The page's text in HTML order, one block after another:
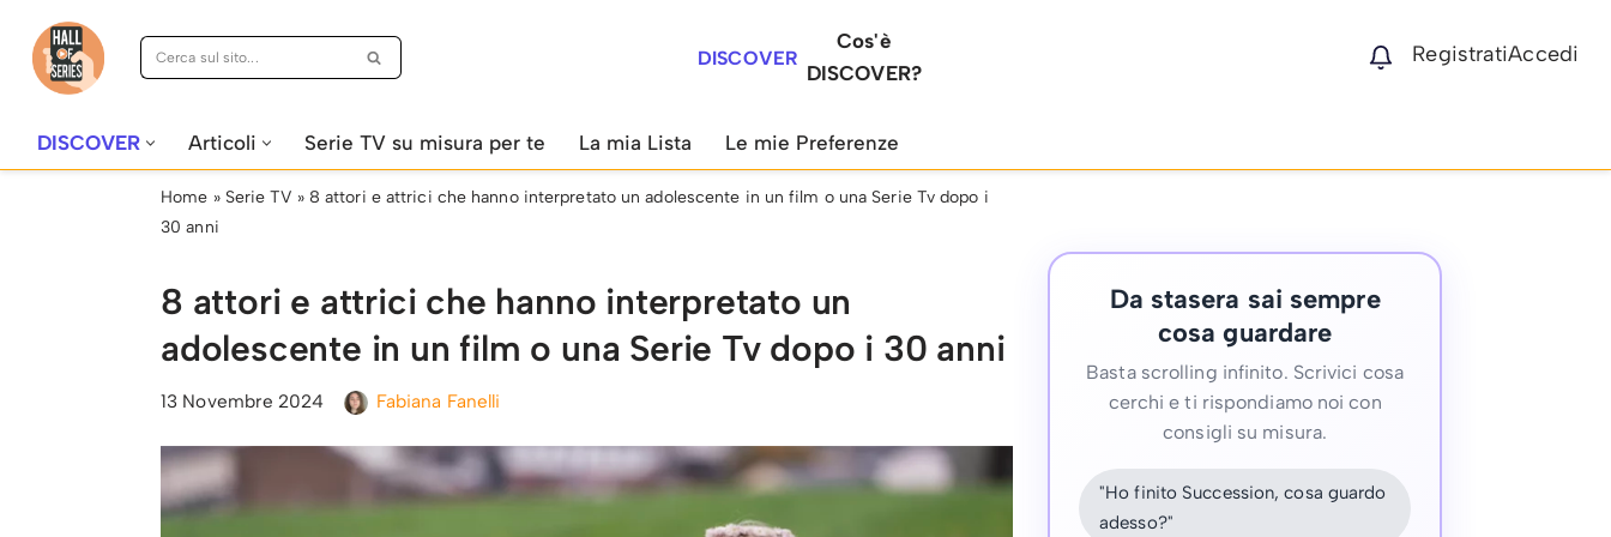
Vai
DISCOVER
Cos'è
DISCOVER?
RegistratiAccedi
DISCOVER Articoli Serie TV su misura per te La mia Lista Le mie Preferenze
Home » Serie TV » 8 attori e attrici che hanno interpretato un adolescente in un film o una Serie Tv dopo i
30 anni
8 attori e attrici che hanno interpretato un
adolescente in un film o una Serie Tv dopo i 30 anni
13 Novembre 2024 Fabiana Fanelli
Da stasera sai sempre
cosa guardare
Basta scrolling infinito. Scrivici cosa
cerchi e ti rispondiamo noi con
consigli su misura.
"Ho finito Succession, cosa guardo
adesso?"